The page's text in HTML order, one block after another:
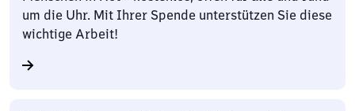
um die Uhr. Mit Ihrer Spende unterstützen Sie diese
wichtige Arbeit!